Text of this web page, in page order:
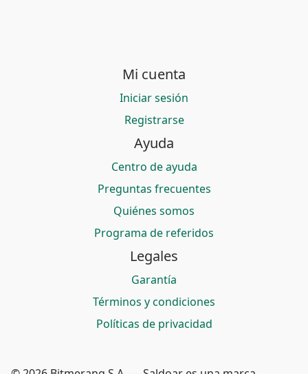
Mi cuenta
Iniciar sesión
Registrarse
Ayuda
Centro de ayuda
Preguntas frecuentes
Quiénes somos
Programa de referidos
Legales
Garantía
Términos y condiciones
Políticas de privacidad